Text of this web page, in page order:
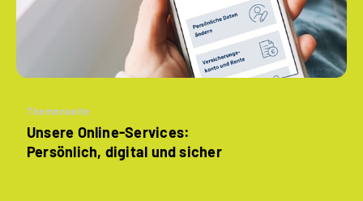
Themenseite
Unsere Online-Services:
Persönlich, digital und sicher